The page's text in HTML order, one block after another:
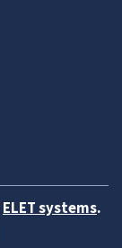
ELET systems.